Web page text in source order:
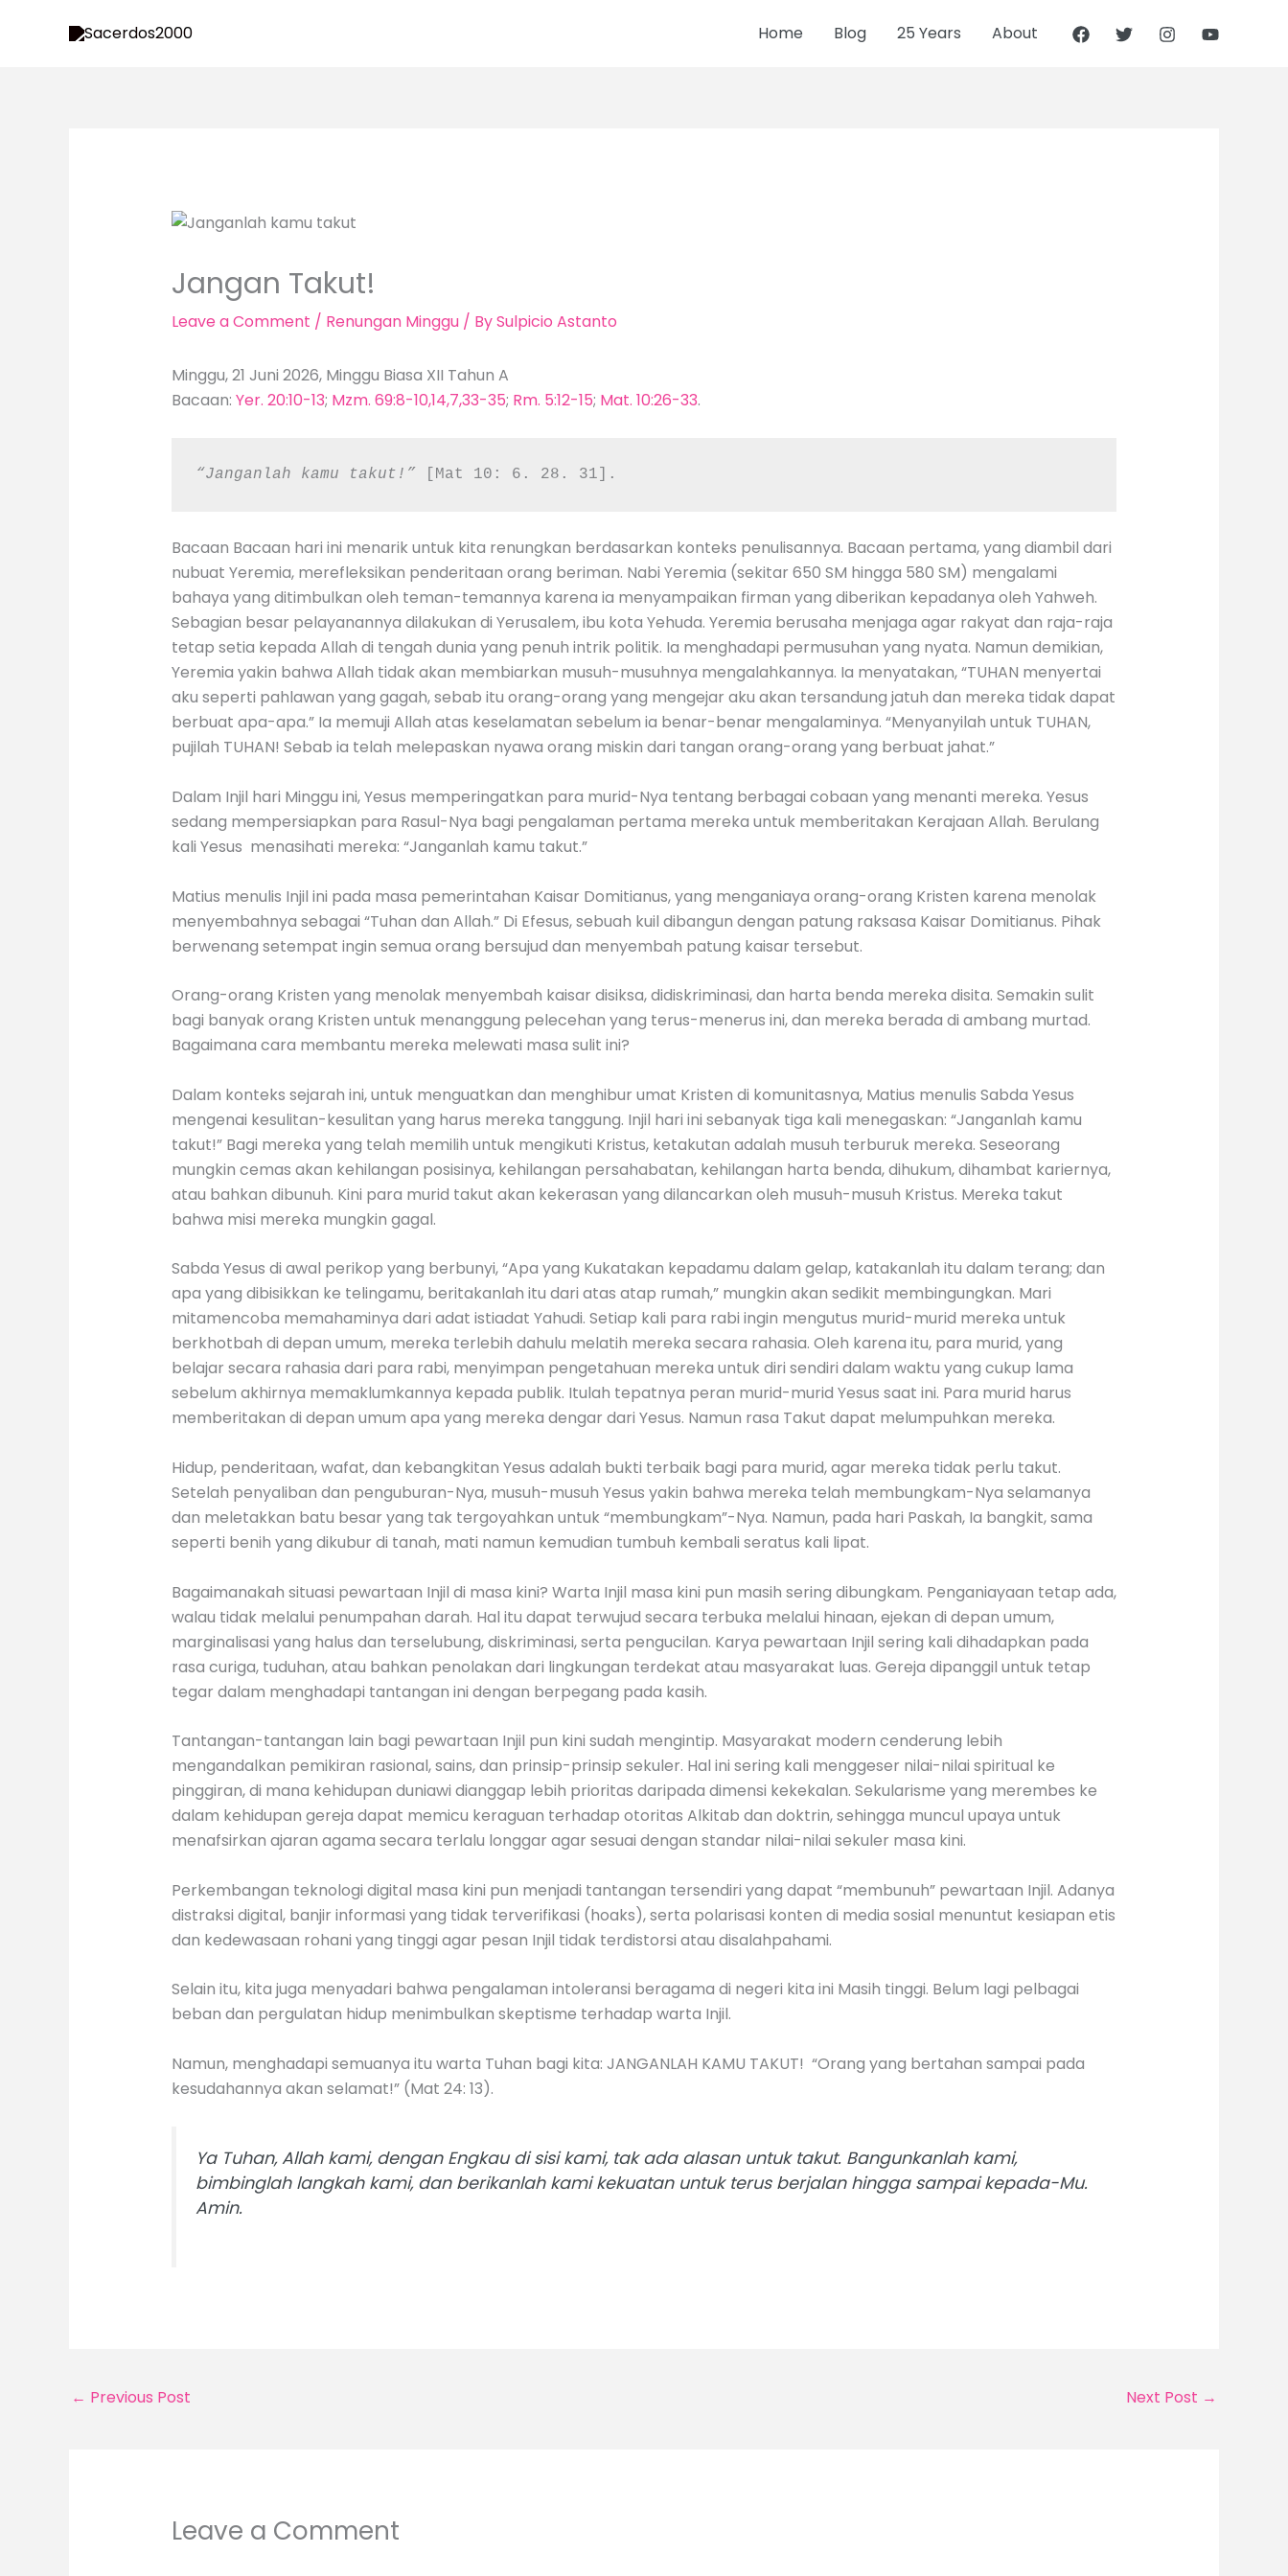
Home Blog 25 Years About
Jangan Takut!
Leave a Comment / Renungan Minggu/ BySulpicio Astanto
Minggu, 21 Juni 2026, Minggu Biasa XII Tahun A
Bacaan: Yer. 20:10-13; Mzm. 69:8-10,14,7,33-35; Rm. 5:12-15; Mat. 10:26-33.
“Janganlah kamu takut!” [Mat 10: 6. 28. 31].
Bacaan Bacaan hari ini menarik untuk kita renungkan berdasarkan konteks penulisannya. Bacaan pertama, yang diambil dari
nubuat Yeremia, merefleksikan penderitaan orang beriman. Nabi Yeremia (sekitar 650 SM hingga 580 SM) mengalami
bahaya yang ditimbulkan oleh teman-temannya karena ia menyampaikan firman yang diberikan kepadanya oleh Yahweh.
Sebagian besar pelayanannya dilakukan di Yerusalem, ibu kota Yehuda. Yeremia berusaha menjaga agar rakyat dan raja-raja
tetap setia kepada Allah di tengah dunia yang penuh intrik politik. Ia menghadapi permusuhan yang nyata. Namun demikian,
Yeremia yakin bahwa Allah tidak akan membiarkan musuh-musuhnya mengalahkannya. Ia menyatakan, “TUHAN menyertai
aku seperti pahlawan yang gagah, sebab itu orang-orang yang mengejar aku akan tersandung jatuh dan mereka tidak dapat
berbuat apa-apa.” Ia memuji Allah atas keselamatan sebelum ia benar-benar mengalaminya. “Menyanyilah untuk TUHAN,
pujilah TUHAN! Sebab ia telah melepaskan nyawa orang miskin dari tangan orang-orang yang berbuat jahat.”
Dalam Injil hari Minggu ini, Yesus memperingatkan para murid-Nya tentang berbagai cobaan yang menanti mereka. Yesus
sedang mempersiapkan para Rasul-Nya bagi pengalaman pertama mereka untuk memberitakan Kerajaan Allah. Berulang
kali Yesus menasihati mereka: “Janganlah kamu takut.”
Matius menulis Injil ini pada masa pemerintahan Kaisar Domitianus, yang menganiaya orang-orang Kristen karena menolak
menyembahnya sebagai “Tuhan dan Allah.” Di Efesus, sebuah kuil dibangun dengan patung raksasa Kaisar Domitianus. Pihak
berwenang setempat ingin semua orang bersujud dan menyembah patung kaisar tersebut.
Orang-orang Kristen yang menolak menyembah kaisar disiksa, didiskriminasi, dan harta benda mereka disita. Semakin sulit
bagi banyak orang Kristen untuk menanggung pelecehan yang terus-menerus ini, dan mereka berada di ambang murtad.
Bagaimana cara membantu mereka melewati masa sulit ini?
Dalam konteks sejarah ini, untuk menguatkan dan menghibur umat Kristen di komunitasnya, Matius menulis Sabda Yesus
mengenai kesulitan-kesulitan yang harus mereka tanggung. Injil hari ini sebanyak tiga kali menegaskan: “Janganlah kamu
takut!” Bagi mereka yang telah memilih untuk mengikuti Kristus, ketakutan adalah musuh terburuk mereka. Seseorang
mungkin cemas akan kehilangan posisinya, kehilangan persahabatan, kehilangan harta benda, dihukum, dihambat kariernya,
atau bahkan dibunuh. Kini para murid takut akan kekerasan yang dilancarkan oleh musuh-musuh Kristus. Mereka takut
bahwa misi mereka mungkin gagal.
Sabda Yesus di awal perikop yang berbunyi, “Apa yang Kukatakan kepadamu dalam gelap, katakanlah itu dalam terang; dan
apa yang dibisikkan ke telingamu, beritakanlah itu dari atas atap rumah,” mungkin akan sedikit membingungkan. Mari
mitamencoba memahaminya dari adat istiadat Yahudi. Setiap kali para rabi ingin mengutus murid-murid mereka untuk
berkhotbah di depan umum, mereka terlebih dahulu melatih mereka secara rahasia. Oleh karena itu, para murid, yang
belajar secara rahasia dari para rabi, menyimpan pengetahuan mereka untuk diri sendiri dalam waktu yang cukup lama
sebelum akhirnya memaklumkannya kepada publik. Itulah tepatnya peran murid-murid Yesus saat ini. Para murid harus
memberitakan di depan umum apa yang mereka dengar dari Yesus. Namun rasa Takut dapat melumpuhkan mereka.
Hidup, penderitaan, wafat, dan kebangkitan Yesus adalah bukti terbaik bagi para murid, agar mereka tidak perlu takut.
Setelah penyaliban dan penguburan-Nya, musuh-musuh Yesus yakin bahwa mereka telah membungkam-Nya selamanya
dan meletakkan batu besar yang tak tergoyahkan untuk “membungkam”-Nya. Namun, pada hari Paskah, Ia bangkit, sama
seperti benih yang dikubur di tanah, mati namun kemudian tumbuh kembali seratus kali lipat.
Bagaimanakah situasi pewartaan Injil di masa kini? Warta Injil masa kini pun masih sering dibungkam. Penganiayaan tetap ada,
walau tidak melalui penumpahan darah. Hal itu dapat terwujud secara terbuka melalui hinaan, ejekan di depan umum,
marginalisasi yang halus dan terselubung, diskriminasi, serta pengucilan. Karya pewartaan Injil sering kali dihadapkan pada
rasa curiga, tuduhan, atau bahkan penolakan dari lingkungan terdekat atau masyarakat luas. Gereja dipanggil untuk tetap
tegar dalam menghadapi tantangan ini dengan berpegang pada kasih.
Tantangan-tantangan lain bagi pewartaan Injil pun kini sudah mengintip. Masyarakat modern cenderung lebih
mengandalkan pemikiran rasional, sains, dan prinsip-prinsip sekuler. Hal ini sering kali menggeser nilai-nilai spiritual ke
pinggiran, di mana kehidupan duniawi dianggap lebih prioritas daripada dimensi kekekalan. Sekularisme yang merembes ke
dalam kehidupan gereja dapat memicu keraguan terhadap otoritas Alkitab dan doktrin, sehingga muncul upaya untuk
menafsirkan ajaran agama secara terlalu longgar agar sesuai dengan standar nilai-nilai sekuler masa kini.
Perkembangan teknologi digital masa kini pun menjadi tantangan tersendiri yang dapat “membunuh” pewartaan Injil. Adanya
distraksi digital, banjir informasi yang tidak terverifikasi (hoaks), serta polarisasi konten di media sosial menuntut kesiapan etis
dan kedewasaan rohani yang tinggi agar pesan Injil tidak terdistorsi atau disalahpahami.
Selain itu, kita juga menyadari bahwa pengalaman intoleransi beragama di negeri kita ini Masih tinggi. Belum lagi pelbagai
beban dan pergulatan hidup menimbulkan skeptisme terhadap warta Injil.
Namun, menghadapi semuanya itu warta Tuhan bagi kita: JANGANLAH KAMU TAKUT! “Orang yang bertahan sampai pada
kesudahannya akan selamat!” (Mat 24: 13).
Ya Tuhan, Allah kami, dengan Engkau di sisi kami, tak ada alasan untuk takut. Bangunkanlah kami,
bimbinglah langkah kami, dan berikanlah kami kekuatan untuk terus berjalan hingga sampai kepada-Mu.
Amin.
← Previous Post Next Post →
Leave a Comment